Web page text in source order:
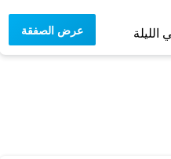
عرض الصفقة